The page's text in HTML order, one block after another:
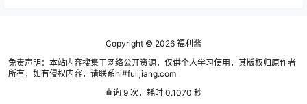
Copyright © 2026 福利酱
免责声明：本站内容搜集于网络公开资源，仅供个人学习使用，其版权归原作者
所有，如有侵权内容，请联系hi#fulijiang.com
查询 9 次，耗时 0.1070 秒